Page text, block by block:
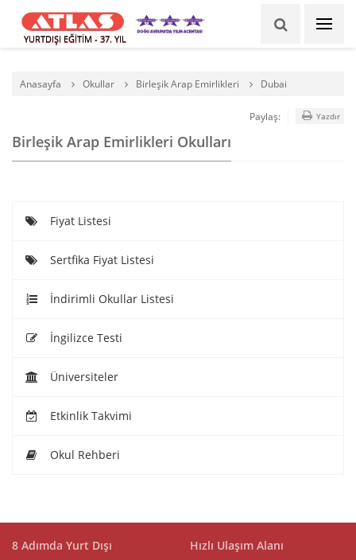
YURTDIŞI EĞİTİM - 37. YIL
Anasayfa Okullar Birleşik Arap Emirlikleri Dubai
Birleşik Arap Emirlikleri Okulları
Paylaş: Yazdır
Fiyat Listesi
Sertfika Fiyat Listesi
İndirimli Okullar Listesi
İngilizce Testi
Üniversiteler
Etkinlik Takvimi
Okul Rehberi
8 Adımda Yurt Dışı Hızlı Ulaşım Alanı